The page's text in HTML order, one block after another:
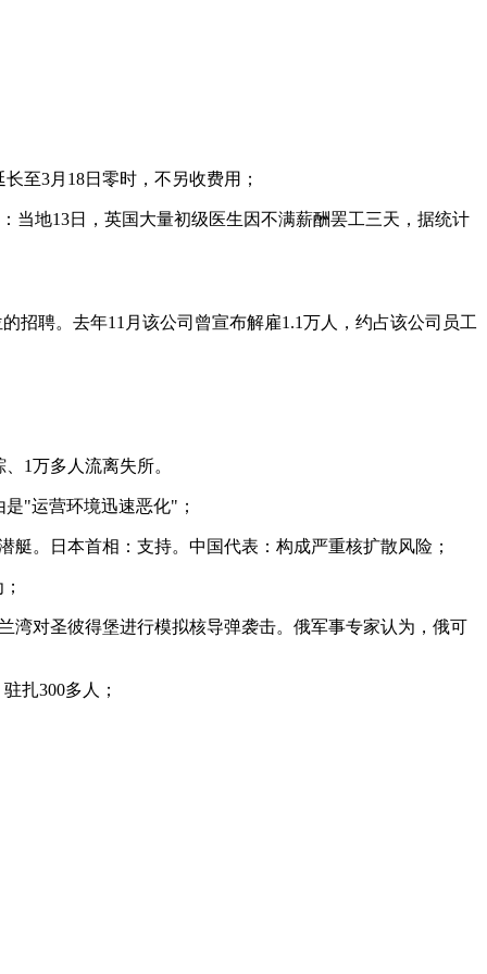
至3月18日零时，不另收费用；
当地13日，英国大量初级医生因不满薪酬罢工三天，据统计
招聘。去年11月该公司曾宣布解雇1.1万人，约占该公司员工
1万多人流离失所。
"运营环境迅速恶化"；
。日本首相：支持。中国代表：构成严重核扩散风险；
湾对圣彼得堡进行模拟核导弹袭击。俄军事专家认为，俄可
扎300多人；